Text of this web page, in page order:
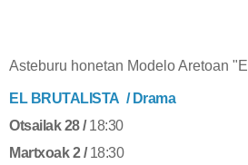
Asteburu honetan Modelo Aretoan
EL BRUTALISTA / Drama
Otsailak 28 /18:30
Martxoak 2 /18:30